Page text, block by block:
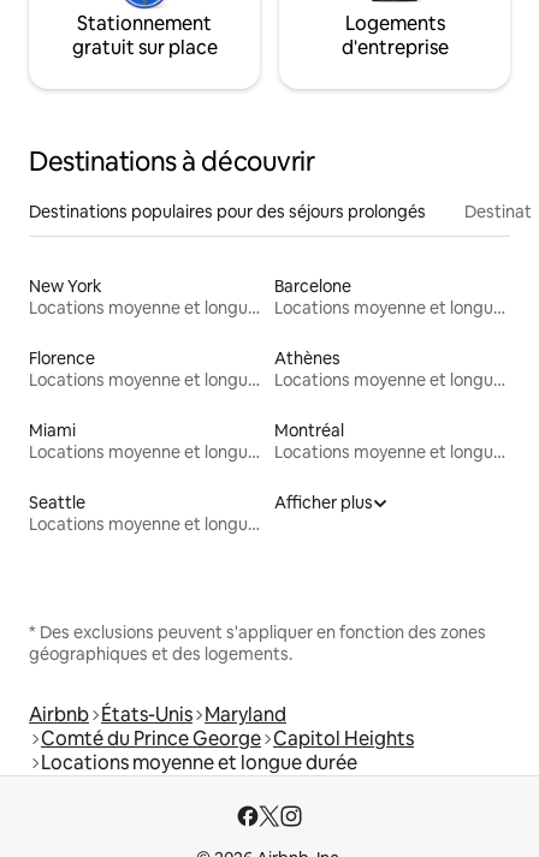
Stationnement
gratuit sur place
Logements
d'entreprise
Destinations à découvrir
Destinations populaires pour des séjours prolongés
New York
Locations moyenne et longue durée
Barcelone
Locations moyenne et longue durée
Florence
Locations moyenne et longue durée
Athènes
Locations moyenne et longue durée
Miami
Locations moyenne et longue durée
Montréal
Locations moyenne et longue durée
Seattle
Locations moyenne et longue durée
Afficher plus
* Des exclusions peuvent s'appliquer en fonction des zones
géographiques et des logements.
Airbnb États-Unis Maryland
Comté du Prince George Capitol Heights
Locations moyenne et longue durée